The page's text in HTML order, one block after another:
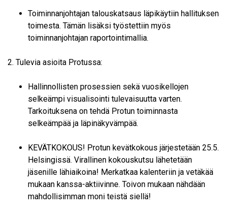
Toiminnanjohtajan talouskatsaus läpikäytiin hallituksen
toimesta. Tämän lisäksi työstettiin myös
toiminnanjohtajan raportointimallia.
2. Tulevia asioita Protussa:
Hallinnollisten prosessien sekä vuosikellojen
selkeämpi visualisointi tulevaisuutta varten.
Tarkoituksena on tehdä Protun toiminnasta
selkeämpää ja läpinäkyvämpää.
KEVÄTKOKOUS! Protun kevätkokous järjestetään 25.5.
Helsingissä. Virallinen kokouskutsu lähetetään
jäsenille lähiaikoina! Merkatkaa kalenteriin ja vetäkää
mukaan kanssa-aktiivinne. Toivon mukaan nähdään
mahdollisimman moni teistä siellä!